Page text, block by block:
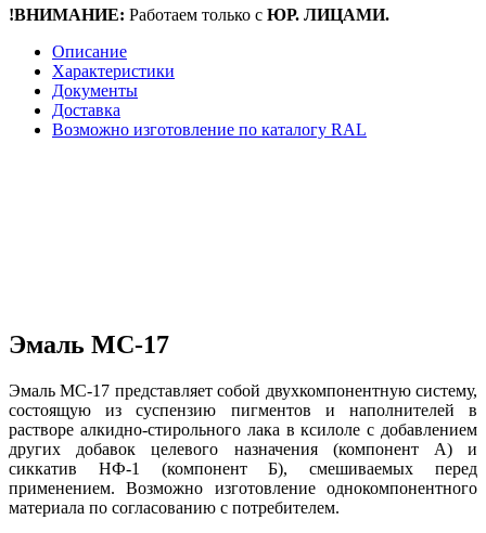
!ВНИМАНИЕ: Работаем только с ЮР. ЛИЦАМИ.
Описание
Характеристики
Документы
Доставка
Возможно изготовление по каталогу RAL
Эмаль МС-17
Эмаль МС-17 представляет собой двухкомпонентную систему,
состоящую из суспензию пигментов и наполнителей в
растворе алкидно-стирольного лака в ксилоле с добавлением
других добавок целевого назначения (компонент А) и
сиккатив НФ-1 (компонент Б), смешиваемых перед
применением. Возможно изготовление однокомпонентного
материала по согласованию с потребителем.